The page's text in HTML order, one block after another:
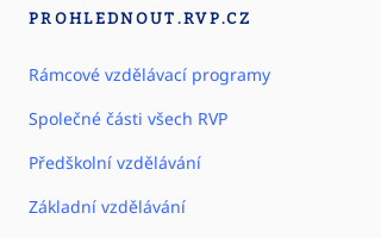
PROHLEDNOUT.RVP.CZ
Rámcové vzdělávací programy
Společné části všech RVP
Předškolní vzdělávání
Základní vzdělávání